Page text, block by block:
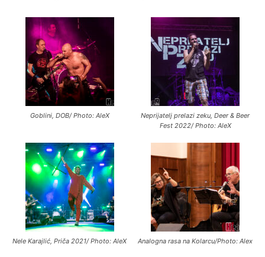
Goblini, DOB/ Photo: AleX
Neprijatelj prelazi zeku, Deer & Beer
Fest 2022/ Photo: AleX
Nele Karajlić, Priča 2021/ Photo: AleX Analogna rasa na Kolarcu/Photo: Alex